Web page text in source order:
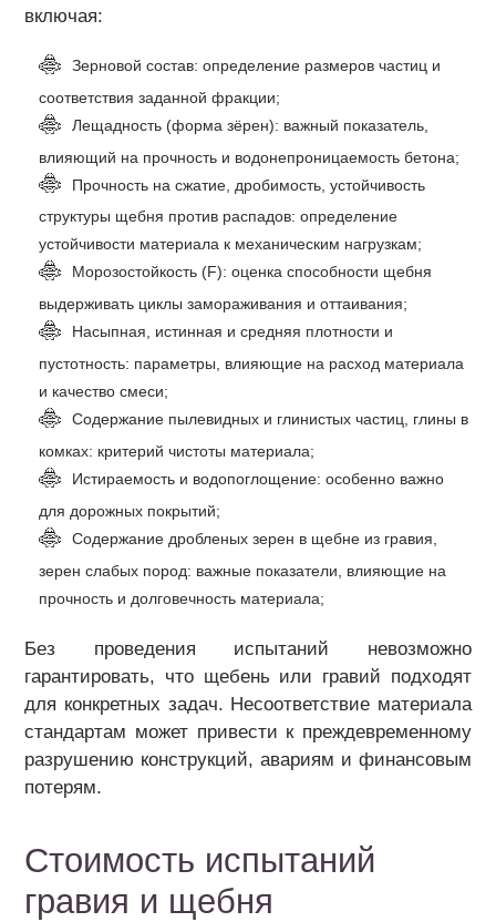
включая:
Зерновой состав: определение размеров частиц и
соответствия заданной фракции;
Лещадность (форма зёрен): важный показатель,
влияющий на прочность и водонепроницаемость бетона;
Прочность на сжатие, дробимость, устойчивость
структуры щебня против распадов: определение
устойчивости материала к механическим нагрузкам;
Морозостойкость (F): оценка способности щебня
выдерживать циклы замораживания и оттаивания;
Насыпная, истинная и средняя плотности и
пустотность: параметры, влияющие на расход материала
и качество смеси;
Содержание пылевидных и глинистых частиц, глины в
комках: критерий чистоты материала;
Истираемость и водопоглощение: особенно важно
для дорожных покрытий;
Содержание дробленых зерен в щебне из гравия,
зерен слабых пород: важные показатели, влияющие на
прочность и долговечность материала;
Без проведения испытаний невозможно
гарантировать, что щебень или гравий подходят
для конкретных задач. Несоответствие материала
стандартам может привести к преждевременному
разрушению конструкций, авариям и финансовым
потерям.
Стоимость испытаний
гравия и щебня